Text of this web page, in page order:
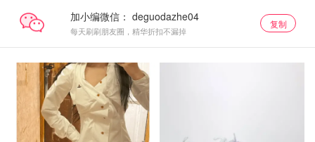
加小编微信：
每天刷刷朋友圈，精华折扣不漏掉
复制
8折区